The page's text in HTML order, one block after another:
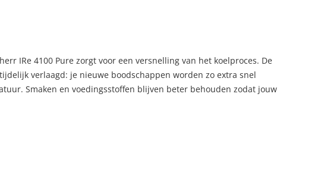
IRe 4100 Pure zorgt voor een versnelling van het koelproces. De
verlaagd: je nieuwe boodschappen worden zo extra snel
Smaken en voedingsstoffen blijven beter behouden zodat jouw